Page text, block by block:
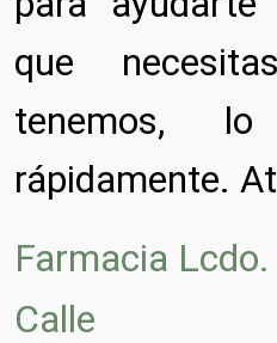
que
tenemos, lo
rápidamente.
Farmacia
Calle